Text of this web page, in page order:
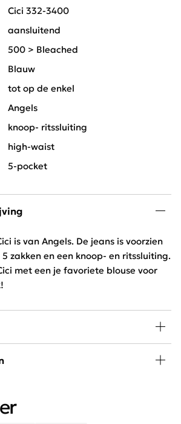
Cici 332-3400
aansluitend
500 > Bleached
Blauw
tot op de enkel
Angels
knoop- ritssluiting
high-waist
5-pocket
is van Angels. De jeans is voorzien
zakken en een knoop- en ritssluiting.
met een je favoriete blouse voor
vind je een uitgebreide collectie van
en de Comfort jeans zijn broeken
te dragen.
en strijken